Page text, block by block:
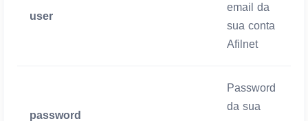
user
email da
sua conta
Afilnet
password
Password
da sua